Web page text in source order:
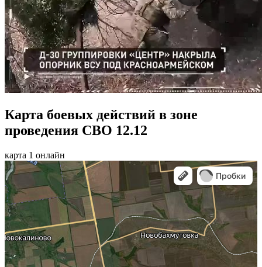
Карта боевых действий в зоне
проведения СВО 12.12
карта 1 онлайн